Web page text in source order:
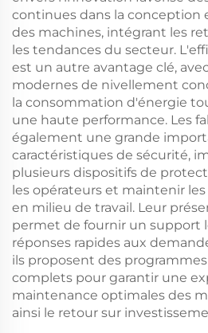
continues dans la conception
des machines, intégrant les
les tendances du secteur.
est un autre avantage clé,
modernes de nivellement
la consommation d'énergie
une haute performance. Les
également une grande
caractéristiques de sécurité,
plusieurs dispositifs de
les opérateurs et maintenir
en milieu de travail. Leur
permet de fournir un support
réponses rapides aux
ils proposent des
complets pour garantir une
maintenance optimales des
ainsi le retour sur